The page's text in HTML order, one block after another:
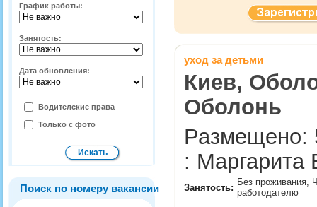
График работы:
Занятость:
Дата обновления:
Водителские права
Только с фото
Поиск по номеру вакансии
уход за детьми
Киев,
Оболонь
Размещено:
: Маргарита
Занятость:
Без проживания,
работодателю